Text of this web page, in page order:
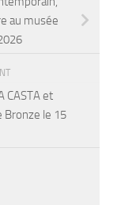
au musée
CASTA et
Bronze le 15